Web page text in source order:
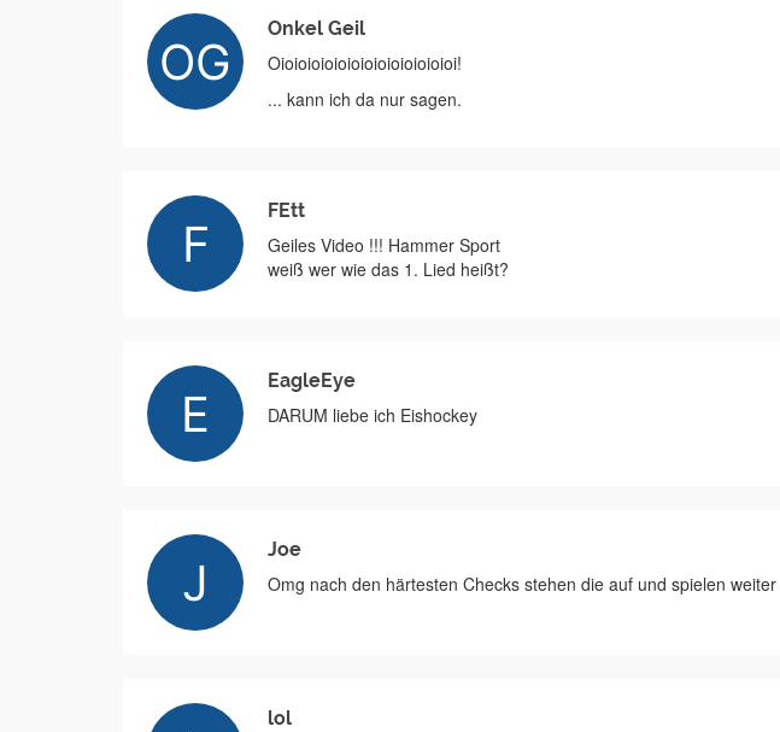
Onkel Geil
Oioioioioioioioioioioioioioi!
... kann ich da nur sagen.
FEtt
Geiles Video !!! Hammer Sport
weiß wer wie das 1. Lied heißt?
EagleEye
DARUM liebe ich Eishockey
Joe
Omg nach den härtesten Checks stehen die auf und spielen
lol